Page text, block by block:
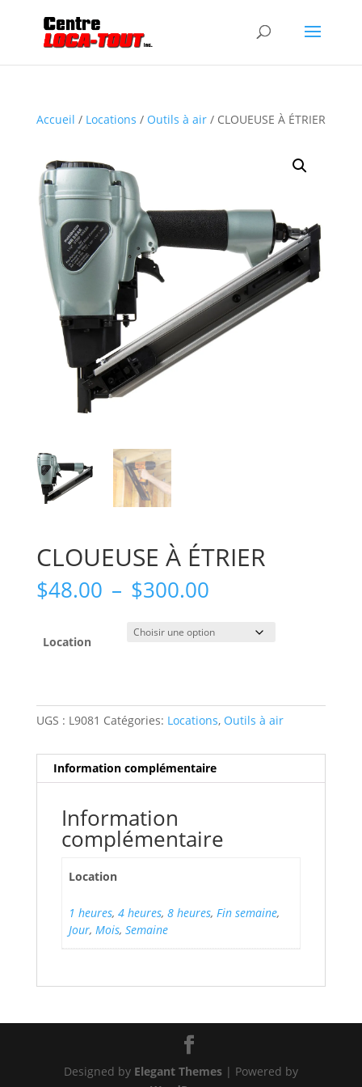
Accueil / Locations / Outils à air/ CLOUEUSE À ÉTRIER
CLOUEUSE À ÉTRIER
$48.00 – $300.00Plage
prix :
$48.00
Location
UGS : L9081 Catégories: Locations, Outils à air
Information complémentaire
Information
complémentaire
Location
1 heures, 4 heures, 8 heures, Fin semaine,
Jour, Mois, Semaine
Designed by Elegant Themes| Powered by